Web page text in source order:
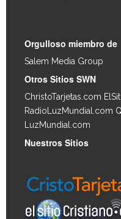
Orgulloso miembro de
Salem Media Group
Otros Sitios SWN
ChristoTarjetas.com
RadioLuzMundial.com
LuzMundial.com
Nuestros Sitios